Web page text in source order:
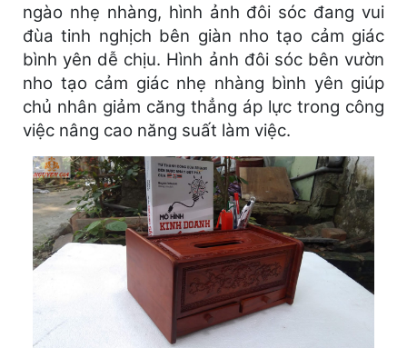
ngào nhẹ nhàng, hình ảnh đôi sóc đang vui
đùa tinh nghịch bên giàn nho tạo cảm giác
bình yên dễ chịu. Hình ảnh đôi sóc bên vườn
nho tạo cảm giác nhẹ nhàng bình yên giúp
chủ nhân giảm căng thẳng áp lực trong công
việc nâng cao năng suất làm việc.